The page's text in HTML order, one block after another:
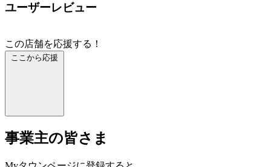
ユーザーレビュー
この店舗を応援する！
ここから応援
事業主の皆さま